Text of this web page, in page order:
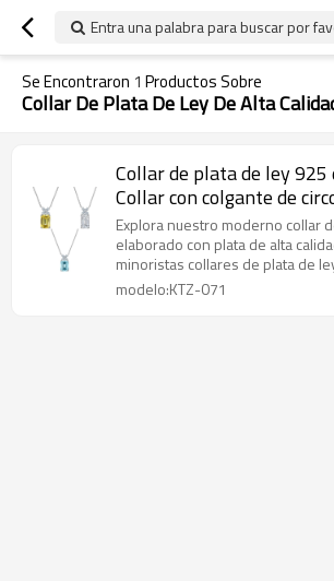
Entra una palabra para buscar por
Se Encontraron 1 Productos Sobre
Collar De Plata De Ley De Alta
Collar de plata de ley 925
Collar con colgante de
mayor para minoristas
Explora nuestro moderno collar
elaborado con plata de alta
minoristas collares de plata de
mayor para que tu tienda
modelo:KTZ-071